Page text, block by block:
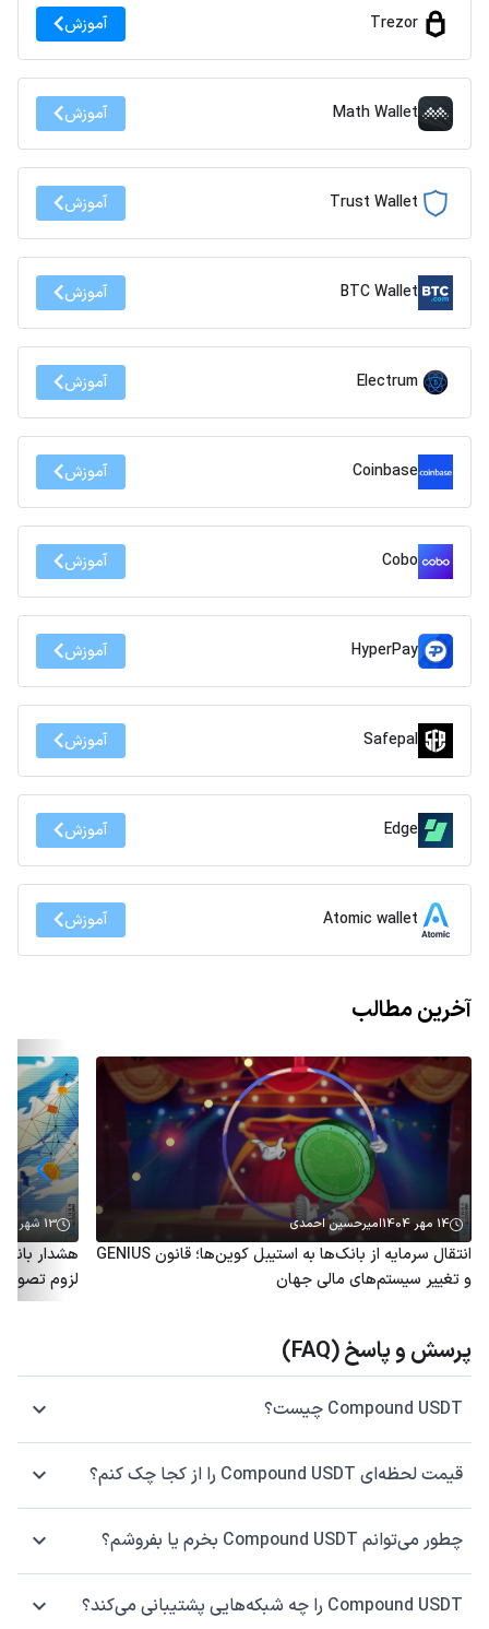
Trezor آموزش
Math Wallet آموزش
Trust Wallet آموزش
BTC Wallet آموزش
Electrum آموزش
Coinbase آموزش
Cobo آموزش
HyperPay آموزش
Safepal آموزش
Edge آموزش
Atomic wallet آموزش
آخرین مطالب
14 مهر 1404 امیرحسین احمدی
انتقال سرمایه از بانک‌ها به استیبل کوین‌ها؛ قانون GENIUS
و تغییر سیستم‌های مالی جهان
13 شهریور 1404
لزوم
پرسش و پاسخ (FAQ)
Compound USDT چیست؟
قیمت لحظه‌ای Compound USDT را از کجا چک کنم؟
چطور می‌توانم Compound USDT بخرم یا بفروشم؟
Compound USDT را چه شبکه‌هایی پشتیبانی می‌کند؟